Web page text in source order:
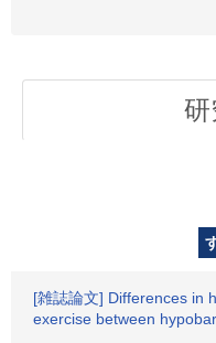
研
[雑誌論文] Differences in
exercise between